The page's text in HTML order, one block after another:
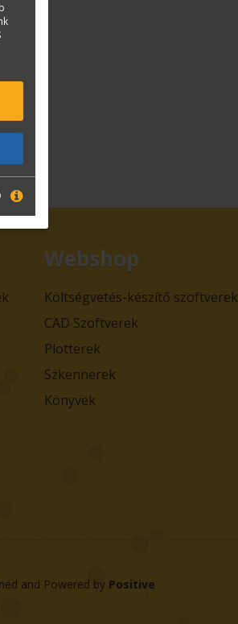
Webshop
Költségvetés-készítő szoftverek
CAD Szoftverek
Plotterek
Szkennerek
Könyvek
and Powered by Positive